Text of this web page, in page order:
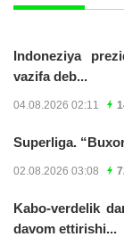
Indoneziya
vazifa deb...
04.08.2026 02:11
Superliga.
02.08.2026 03:08
Kabo-verdelik
davom ettirishi...